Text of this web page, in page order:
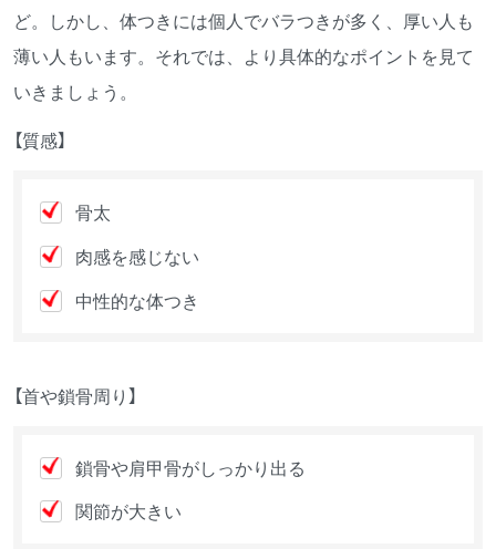
ど。しかし、体つきには個人でバラつきが多く、厚い人も
薄い人もいます。それでは、より具体的なポイントを見て
いきましょう。
【質感】
骨太
肉感を感じない
中性的な体つき
【首や鎖骨周り】
鎖骨や肩甲骨がしっかり出る
関節が大きい